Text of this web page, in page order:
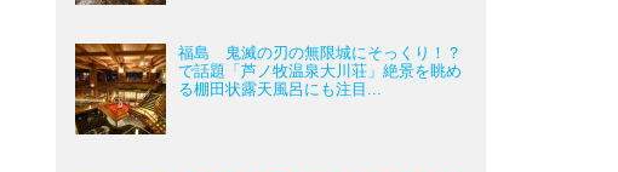
福島 鬼滅の刃の無限城にそっくり！？
で話題「芦ノ牧温泉大川荘」絶景を眺め
る棚田状露天風呂にも注目...